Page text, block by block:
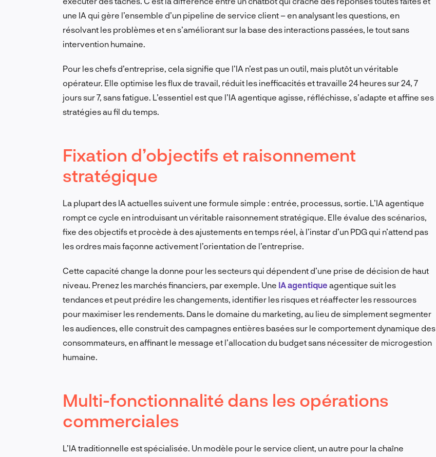
une IA qui gère l’ensemble d’un pipeline de service client – en analysant les questions, en
résolvant les problèmes et en s’améliorant sur la base des interactions passées, le tout sans
intervention humaine.
Pour les chefs d’entreprise, cela signifie que l’IA n’est pas un outil, mais plutôt un véritable
opérateur. Elle optimise les flux de travail, réduit les inefficacités et travaille 24 heures sur 24, 7
jours sur 7, sans fatigue. L’essentiel est que l’IA agentique agisse, réfléchisse, s’adapte et affine ses
stratégies au fil du temps.
Fixation d’objectifs et raisonnement
stratégique
La plupart des IA actuelles suivent une formule simple : entrée, processus, sortie. L’IA agentique
rompt ce cycle en introduisant un véritable raisonnement stratégique. Elle évalue des scénarios,
fixe des objectifs et procède à des ajustements en temps réel, à l’instar d’un PDG qui n’attend pas
les ordres mais façonne activement l’orientation de l’entreprise.
Cette capacité change la donne pour les secteurs qui dépendent d’une prise de décision de haut
niveau. Prenez les marchés financiers, par exemple. Une IA agentique agentique suit les
tendances et peut prédire les changements, identifier les risques et réaffecter les ressources
pour maximiser les rendements. Dans le domaine du marketing, au lieu de simplement segmenter
les audiences, elle construit des campagnes entières basées sur le comportement dynamique des
consommateurs, en affinant le message et l’allocation du budget sans nécessiter de microgestion
humaine.
Multi-fonctionnalité dans les opérations
commerciales
L’IA traditionnelle est spécialisée. Un modèle pour le service client, un autre pour la chaîne